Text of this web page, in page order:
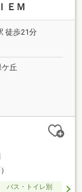
ＥＭ
徒歩21分
丘
）
バス・トイレ別